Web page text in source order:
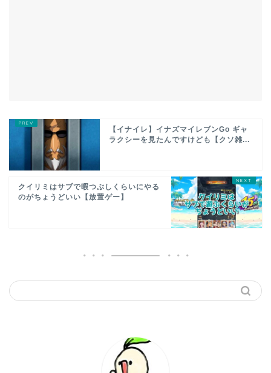
【イナイレ】イナズマイレブンGo ギャ
ラクシーを見たんですけども【クソ雑...
クイリミはサブで暇つぶしくらいにやる
のがちょうどいい【放置ゲー】